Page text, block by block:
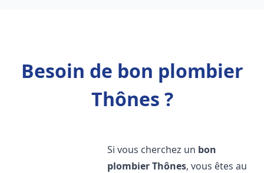
Besoin de bon plombier
Thônes ?
Si vous cherchez un bon
plombierThônes, vous êtes au